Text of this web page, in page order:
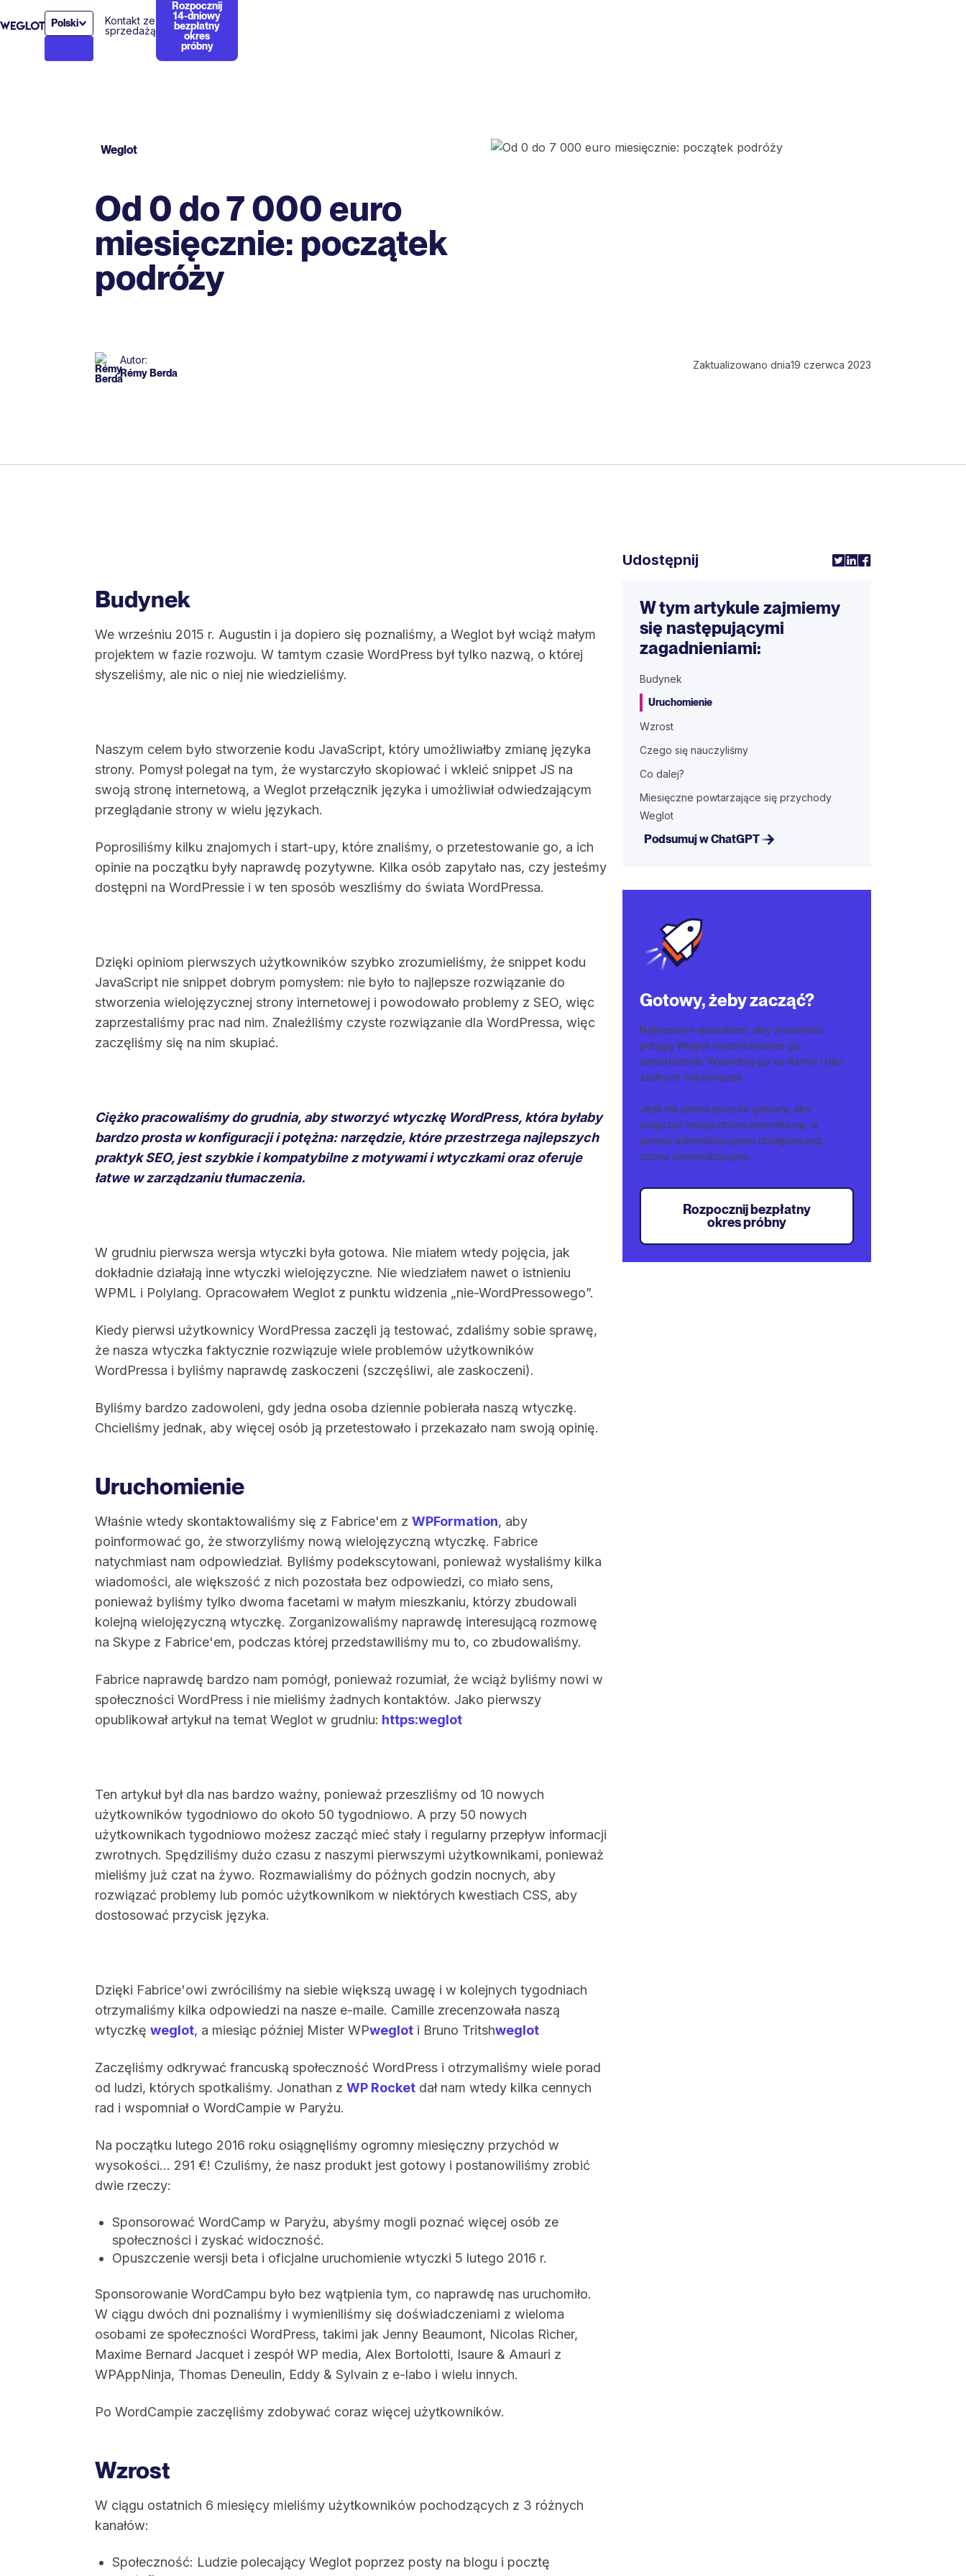
Polski
Kontakt ze
sprzedażą
Rozpocznij
14-dniowy
bezpłatny
okres
próbny
Weglot
Od 0 do 7 000 euro
miesięcznie: początek
podróży
Autor:
Rémy Berda
Zaktualizowano dnia19 czerwca 2023
Budynek
We wrześniu 2015 r. Augustin i ja dopiero się poznaliśmy, a Weglot był wciąż małym
projektem w fazie rozwoju. W tamtym czasie WordPress był tylko nazwą, o której
słyszeliśmy, ale nic o niej nie wiedzieliśmy.
Naszym celem było stworzenie kodu JavaScript, który umożliwiałby zmianę języka
strony. Pomysł polegał na tym, że wystarczyło skopiować i wkleić snippet JS na
swoją stronę internetową, a Weglot przełącznik języka i umożliwiał odwiedzającym
przeglądanie strony w wielu językach.
Poprosiliśmy kilku znajomych i start-upy, które znaliśmy, o przetestowanie go, a ich
opinie na początku były naprawdę pozytywne. Kilka osób zapytało nas, czy jesteśmy
dostępni na WordPressie i w ten sposób weszliśmy do świata WordPressa.
Dzięki opiniom pierwszych użytkowników szybko zrozumieliśmy, że snippet kodu
JavaScript nie snippet dobrym pomysłem: nie było to najlepsze rozwiązanie do
stworzenia wielojęzycznej strony internetowej i powodowało problemy z SEO, więc
zaprzestaliśmy prac nad nim. Znaleźliśmy czyste rozwiązanie dla WordPressa, więc
zaczęliśmy się na nim skupiać.
Ciężko pracowaliśmy do grudnia, aby stworzyć wtyczkę WordPress, która byłaby
bardzo prosta w konfiguracji i potężna: narzędzie, które przestrzega najlepszych
praktyk SEO, jest szybkie i kompatybilne z motywami i wtyczkami oraz oferuje
łatwe w zarządzaniu tłumaczenia.
W grudniu pierwsza wersja wtyczki była gotowa. Nie miałem wtedy pojęcia, jak
dokładnie działają inne wtyczki wielojęzyczne. Nie wiedziałem nawet o istnieniu
WPML i Polylang. Opracowałem Weglot z punktu widzenia „nie-WordPressowego”.
Kiedy pierwsi użytkownicy WordPressa zaczęli ją testować, zdaliśmy sobie sprawę,
że nasza wtyczka faktycznie rozwiązuje wiele problemów użytkowników
WordPressa i byliśmy naprawdę zaskoczeni (szczęśliwi, ale zaskoczeni).
Byliśmy bardzo zadowoleni, gdy jedna osoba dziennie pobierała naszą wtyczkę.
Chcieliśmy jednak, aby więcej osób ją przetestowało i przekazało nam swoją opinię.
Uruchomienie
Właśnie wtedy skontaktowaliśmy się z Fabrice'em z WPFormation, aby
poinformować go, że stworzyliśmy nową wielojęzyczną wtyczkę. Fabrice
natychmiast nam odpowiedział. Byliśmy podekscytowani, ponieważ wysłaliśmy kilka
wiadomości, ale większość z nich pozostała bez odpowiedzi, co miało sens,
ponieważ byliśmy tylko dwoma facetami w małym mieszkaniu, którzy zbudowali
kolejną wielojęzyczną wtyczkę. Zorganizowaliśmy naprawdę interesującą rozmowę
na Skype z Fabrice'em, podczas której przedstawiliśmy mu to, co zbudowaliśmy.
Fabrice naprawdę bardzo nam pomógł, ponieważ rozumiał, że wciąż byliśmy nowi w
społeczności WordPress i nie mieliśmy żadnych kontaktów. Jako pierwszy
opublikował artykuł na temat Weglot w grudniu: https:weglot
Ten artykuł był dla nas bardzo ważny, ponieważ przeszliśmy od 10 nowych
użytkowników tygodniowo do około 50 tygodniowo. A przy 50 nowych
użytkownikach tygodniowo możesz zacząć mieć stały i regularny przepływ informacji
zwrotnych. Spędziliśmy dużo czasu z naszymi pierwszymi użytkownikami, ponieważ
mieliśmy już czat na żywo. Rozmawialiśmy do późnych godzin nocnych, aby
rozwiązać problemy lub pomóc użytkownikom w niektórych kwestiach CSS, aby
dostosować przycisk języka.
Dzięki Fabrice'owi zwróciliśmy na siebie większą uwagę i w kolejnych tygodniach
otrzymaliśmy kilka odpowiedzi na nasze e-maile. Camille zrecenzowała naszą
wtyczkę weglot, a miesiąc później Mister WPweglot i Bruno Tritshweglot
Zaczęliśmy odkrywać francuską społeczność WordPress i otrzymaliśmy wiele porad
od ludzi, których spotkaliśmy. Jonathan z WP Rocket dał nam wtedy kilka cennych
rad i wspomniał o WordCampie w Paryżu.
Na początku lutego 2016 roku osiągnęliśmy ogromny miesięczny przychód w
wysokości... 291 €! Czuliśmy, że nasz produkt jest gotowy i postanowiliśmy zrobić
dwie rzeczy:
Sponsorować WordCamp w Paryżu, abyśmy mogli poznać więcej osób ze
społeczności i zyskać widoczność.
Opuszczenie wersji beta i oficjalne uruchomienie wtyczki 5 lutego 2016 r.
Sponsorowanie WordCampu było bez wątpienia tym, co naprawdę nas uruchomiło.
W ciągu dwóch dni poznaliśmy i wymieniliśmy się doświadczeniami z wieloma
osobami ze społeczności WordPress, takimi jak Jenny Beaumont, Nicolas Richer,
Maxime Bernard Jacquet i zespół WP media, Alex Bortolotti, Isaure & Amauri z
WPAppNinja, Thomas Deneulin, Eddy & Sylvain z e-labo i wielu innych.
Po WordCampie zaczęliśmy zdobywać coraz więcej użytkowników.
Wzrost
W ciągu ostatnich 6 miesięcy mieliśmy użytkowników pochodzących z 3 różnych
kanałów:
Społeczność: Ludzie polecający Weglot poprzez posty na blogu i pocztę
Udostępnij
W tym artykule zajmiemy
się następującymi
zagadnieniami:
Budynek
Uruchomienie
Wzrost
Czego się nauczyliśmy
Co dalej?
Miesięczne powtarzające się przychody
Weglot
Podsumuj w ChatGPT
Gotowy, żeby zacząć?
Najlepszym sposobem, aby zrozumieć
potęgę Weglot wypróbowanie go
samodzielnie. Wypróbuj go za darmo i bez
żadnych zobowiązań.
Jeśli nie jesteś jeszcze gotowy, aby
połączyć swoją stronę internetową, w
panelu administracyjnym dostępna jest
strona demonstracyjna.
Rozpocznij bezpłatny
okres próbny